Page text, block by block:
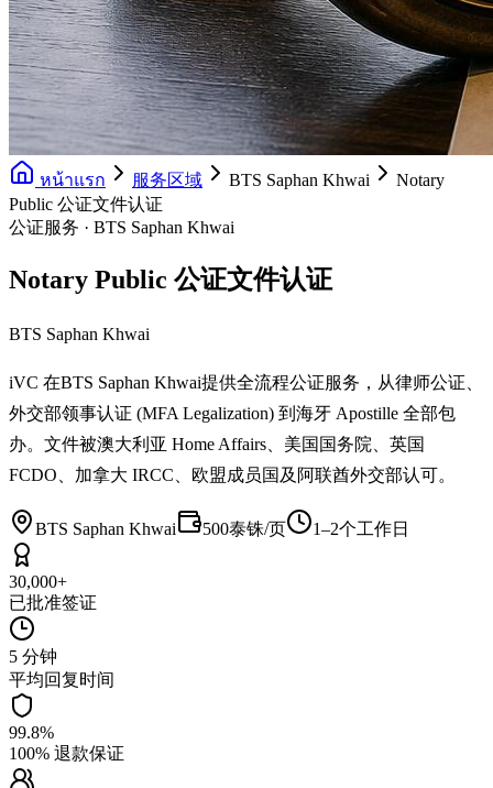
หน้าแรก 服务区域 BTS Saphan Khwai
Notary
Public 公证文件认证
公证服务 · BTS Saphan Khwai
Notary Public 公证文件认证
BTS Saphan Khwai
iVC 在BTS Saphan Khwai提供全流程公证服务，从律师公证、
外交部领事认证 (MFA Legalization) 到海牙 Apostille 全部包
办。文件被澳大利亚 Home Affairs、美国国务院、英国
FCDO、加拿大 IRCC、欧盟成员国及阿联酋外交部认可。
BTS Saphan Khwai 500泰铢/页 1–2个工作日
30,000+
已批准签证
5 分钟
平均回复时间
99.8%
100% 退款保证